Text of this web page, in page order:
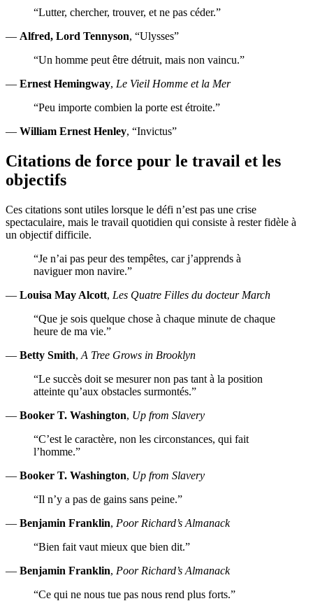
“Lutter, chercher, trouver, et ne pas céder.”
— Alfred, Lord Tennyson, “Ulysses”
“Un homme peut être détruit, mais non vaincu.”
— Ernest Hemingway, Le Vieil Homme et la Mer
“Peu importe combien la porte est étroite.”
— William Ernest Henley, “Invictus”
Citations de force pour le travail et les
objectifs
Ces citations sont utiles lorsque le défi n’est pas une crise
spectaculaire, mais le travail quotidien qui consiste à rester fidèle à
un objectif difficile.
“Je n’ai pas peur des tempêtes, car j’apprends à
naviguer mon navire.”
— Louisa May Alcott, Les Quatre Filles du docteur March
“Que je sois quelque chose à chaque minute de chaque
heure de ma vie.”
— Betty Smith, A Tree Grows in Brooklyn
“Le succès doit se mesurer non pas tant à la position
atteinte qu’aux obstacles surmontés.”
— Booker T. Washington, Up from Slavery
“C’est le caractère, non les circonstances, qui fait
l’homme.”
— Booker T. Washington, Up from Slavery
“Il n’y a pas de gains sans peine.”
— Benjamin Franklin, Poor Richard’s Almanack
“Bien fait vaut mieux que bien dit.”
— Benjamin Franklin, Poor Richard’s Almanack
“Ce qui ne nous tue pas nous rend plus forts.”